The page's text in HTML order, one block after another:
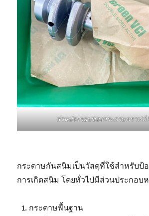
ส่วนประกอบของกระดาษคราฟ
กระดาษกันสนิมเป็นวัสดุที่ใช้สำหรับป้
การเกิดสนิม โดยทั่วไปมีส่วนประกอบ
กระดาษพื้นฐาน